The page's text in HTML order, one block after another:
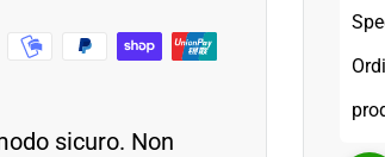
sicuro. Non